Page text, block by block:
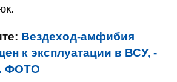
Вездеход-амфибия
к эксплуатации в ВСУ, -
ФОТО